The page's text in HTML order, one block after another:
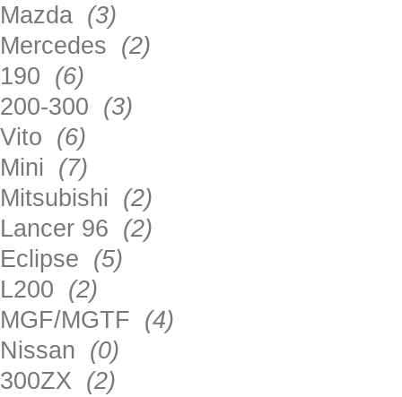
Mazda (3)
Mercedes (2)
190 (6)
200-300 (3)
Vito (6)
Mini (7)
Mitsubishi (2)
Lancer 96 (2)
Eclipse (5)
L200 (2)
MGF/MGTF (4)
Nissan (0)
300ZX (2)